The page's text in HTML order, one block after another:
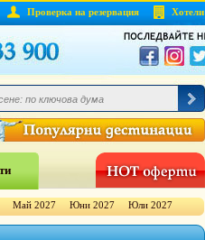
Проверка на резервация Хотели
Май 2027 Юни 2027 Юли 2027